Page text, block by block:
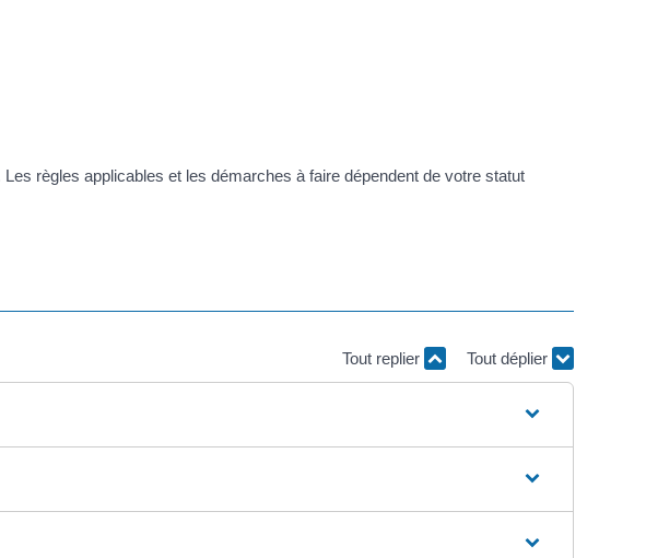
règles applicables et les démarches à faire dépendent de votre statut
Tout replier Tout déplier